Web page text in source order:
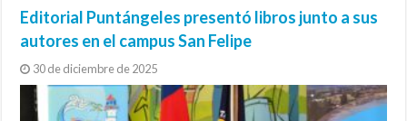
Editorial Puntángeles presentó libros junto a sus
autores en el campus San Felipe
30 de diciembre de 2025